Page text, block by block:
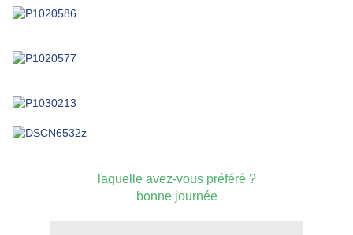
laquelle avez-vous préféré ?
bonne journée